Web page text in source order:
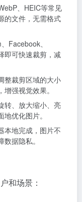
、HEIC等常见
的文件，无需格式
Facebook、
即可快速裁剪，减
整裁剪区域的大小
强视觉效果。
转、放大缩小、亮
优化图片。
本地完成，图片不
据隐私。
和场景：